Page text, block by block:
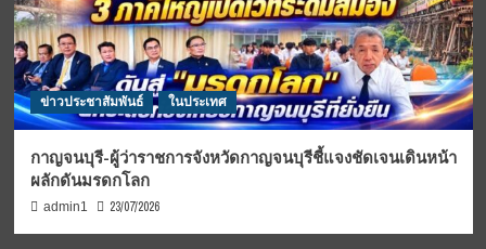
ข่าวประชาสัมพันธ์ ในประเทศ
กาญจนบุรี-ผู้ว่าราชการจังหวัดกาญจนบุรีชี้แจงชัดเจนเดินหน้า
ผลักดันมรดกโลก
admin1 23/07/2026